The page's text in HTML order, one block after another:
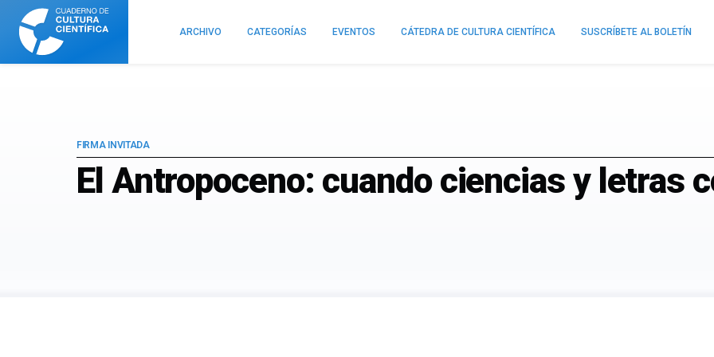
Cuaderno
Cultura
Científica
ARCHIVO CATEGORÍAS EVENTOS CÁTEDRA DE CULTURA CIENTÍFICA SUSCRÍBETE AL BOLETÍN
El Antropoceno: cuando ciencias y letras
FIRMA INVITADA